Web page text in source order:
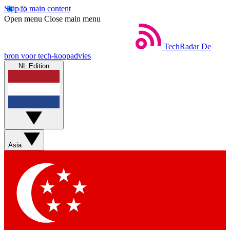
Skip to main content
Open menu Close main menu
TechRadar De
bron voor tech-koopadvies
NL Edition
Asia